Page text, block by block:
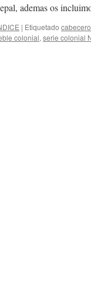
ademas os
| Etiquetado
colonial, serie colonial